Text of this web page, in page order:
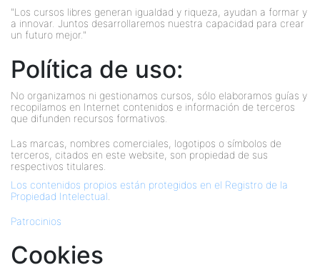
"Los cursos libres generan igualdad y riqueza, ayudan a formar y
a innovar. Juntos desarrollaremos nuestra capacidad para crear
un futuro mejor."
Política de uso:
No organizamos ni gestionamos cursos, sólo elaboramos guías y
recopilamos en Internet contenidos e información de terceros
que difunden recursos formativos.
Las marcas, nombres comerciales, logotipos o símbolos de
terceros, citados en este website, son propiedad de sus
respectivos titulares.
Los contenidos propios están protegidos en el Registro de la
Propiedad Intelectual
Patrocinios
Cookies